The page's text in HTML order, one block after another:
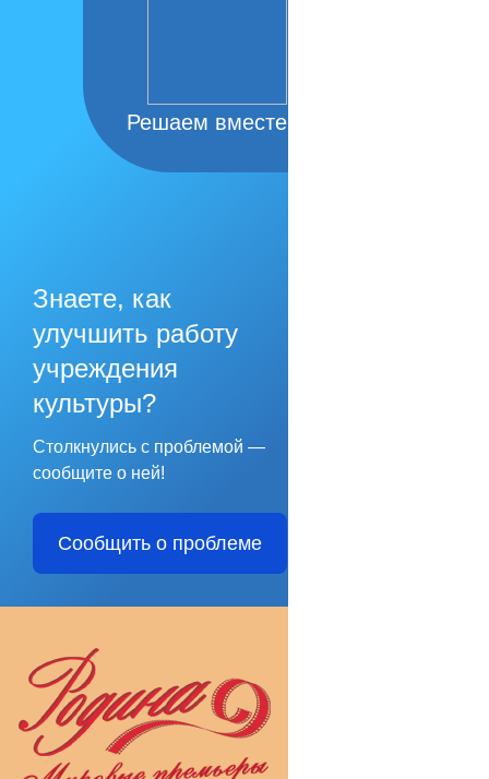
Решаем вместе
Знаете, как
улучшить работу
учреждения
культуры?
Столкнулись с проблемой —
сообщите о ней!
Сообщить о проблеме